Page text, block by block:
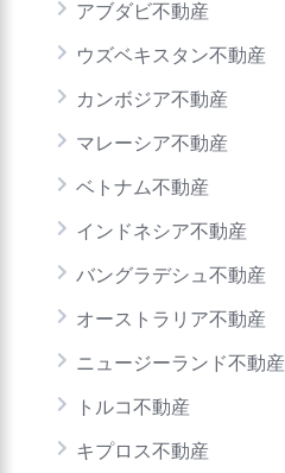
アブダビ不動産
ウズベキスタン不動産
カンボジア不動産
マレーシア不動産
ベトナム不動産
インドネシア不動産
バングラデシュ不動産
オーストラリア不動産
ニュージーランド不動産
トルコ不動産
キプロス不動産